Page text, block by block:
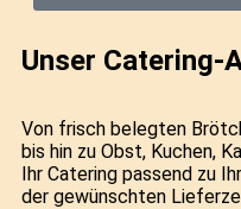
Unser Catering-
Von frisch belegten
bis hin zu Obst, Kuchen,
Ihr Catering passend zu
der gewünschten